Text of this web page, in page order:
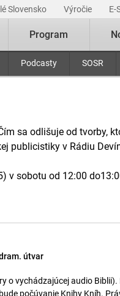
Slovensko Výročie E-
Podcasty SOSR
Program
sa odlišuje od tvorby,
publicistiky v Rádiu
v sobotu od 12:00
útvar
o vychádzajúcej audio
počúvanie Knihy Kníh.